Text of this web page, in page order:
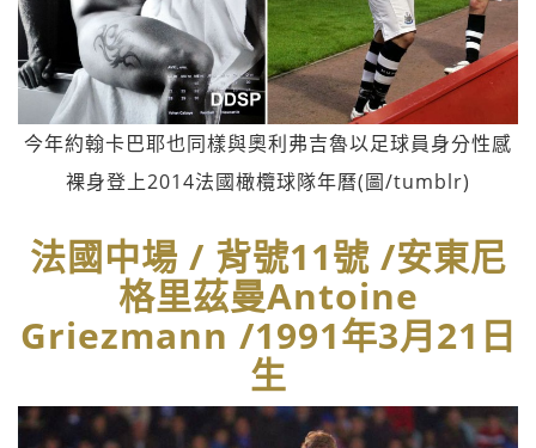
今年約翰卡巴耶也同樣與奧利弗吉魯以足球員身分性感
裸身登上2014法國橄欖球隊年曆(圖/tumblr)
法國中場 / 背號11號 /安東尼
格里茲曼Antoine
Griezmann /1991年3月21日
生